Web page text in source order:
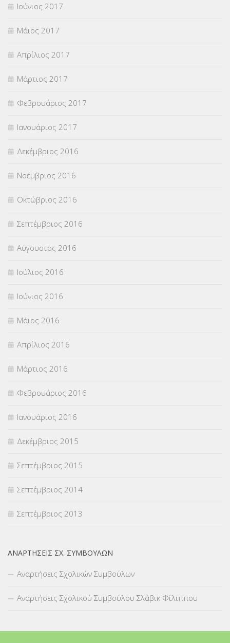
Ιούνιος 2017
Μάιος 2017
Απρίλιος 2017
Μάρτιος 2017
Φεβρουάριος 2017
Ιανουάριος 2017
Δεκέμβριος 2016
Νοέμβριος 2016
Οκτώβριος 2016
Σεπτέμβριος 2016
Αύγουστος 2016
Ιούλιος 2016
Ιούνιος 2016
Μάιος 2016
Απρίλιος 2016
Μάρτιος 2016
Φεβρουάριος 2016
Ιανουάριος 2016
Δεκέμβριος 2015
Σεπτέμβριος 2015
Σεπτέμβριος 2014
Σεπτέμβριος 2013
ΑΝΑΡΤΉΣΕΙΣ ΣΧ. ΣΥΜΒΟΎΛΩΝ
Αναρτήσεις Σχολικών Συμβούλων
Αναρτήσεις Σχολικού Συμβούλου Σλάβικ Φίλιππου